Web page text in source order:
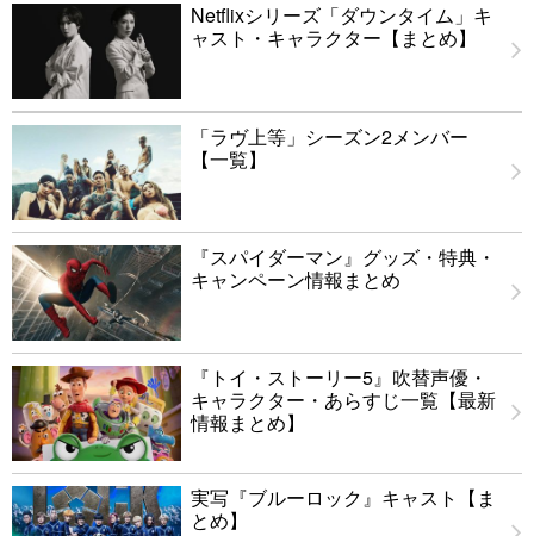
Netflixシリーズ「ダウンタイム」キ
ャスト・キャラクター【まとめ】
「ラヴ上等」シーズン2メンバー
【一覧】
『スパイダーマン』グッズ・特典・
キャンペーン情報まとめ
『トイ・ストーリー5』吹替声優・
キャラクター・あらすじ一覧【最新
情報まとめ】
実写『ブルーロック』キャスト【ま
とめ】